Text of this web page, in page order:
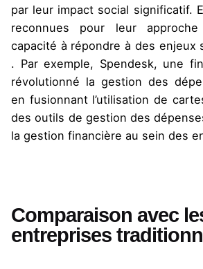
par leur impact social significatif.
reconnues pour leur
capacité à répondre à des enjeux
. Par exemple, Spendesk, une
révolutionné la gestion des
en fusionnant l’utilisation de
des outils de gestion des
la gestion financière au sein des
Comparaison avec
entreprises